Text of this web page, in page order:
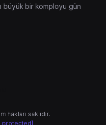
bir komployu gün
hakları saklıdır.
protected]